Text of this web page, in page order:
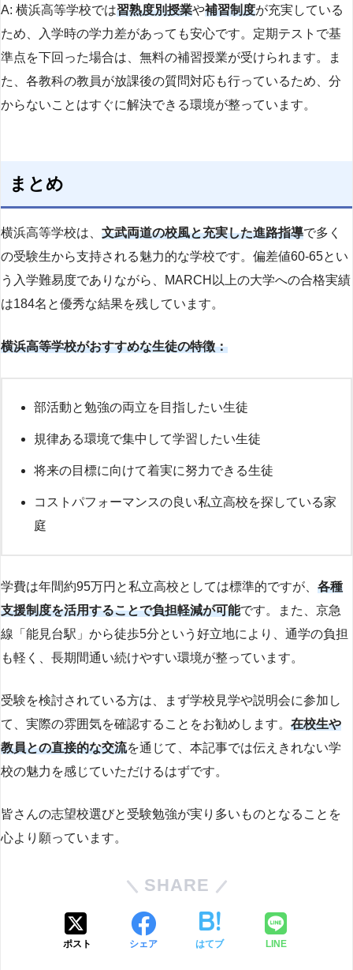
A: 横浜高等学校では習熟度別授業や補習制度が充実している
ため、入学時の学力差があっても安心です。定期テストで基
準点を下回った場合は、無料の補習授業が受けられます。ま
た、各教科の教員が放課後の質問対応も行っているため、分
からないことはすぐに解決できる環境が整っています。
まとめ
横浜高等学校は、 文武両道の校風と充実した進路指導で多く
の受験生から支持される魅力的な学校です。偏差値60-65とい
う入学難易度でありながら、MARCH以上の大学への合格実績
は184名と優秀な結果を残しています。
横浜高等学校がおすすめな生徒の特徴：
部活動と勉強の両立を目指したい生徒
規律ある環境で集中して学習したい生徒
将来の目標に向けて着実に努力できる生徒
コストパフォーマンスの良い私立高校を探している家
庭
学費は年間約95万円と私立高校としては標準的ですが、 各種
支援制度を活用することで負担軽減が可能です。また、京急
線「能見台駅」から徒歩5分という好立地により、通学の負担
も軽く、長期間通い続けやすい環境が整っています。
受験を検討されている方は、まず学校見学や説明会に参加し
て、実際の雰囲気を確認することをお勧めします。 在校生や
教員との直接的な交流を通じて、本記事では伝えきれない学
校の魅力を感じていただけるはずです。
皆さんの志望校選びと受験勉強が実り多いものとなることを
心より願っています。
SHARE
ポスト シェア はてブ LINE